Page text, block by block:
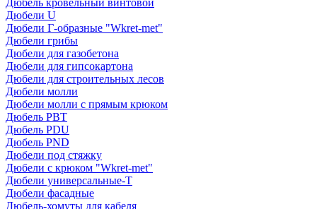
Дюбель кровельный винтовой
Дюбели U
Дюбели Г-образные "Wkret-met"
Дюбели грибы
Дюбели для газобетона
Дюбели для гипсокартона
Дюбели для строительных лесов
Дюбели молли
Дюбели молли с прямым крюком
Дюбель PBT
Дюбель PDU
Дюбель PND
Дюбели под стяжку
Дюбели с крюком "Wkret-met"
Дюбели универсальные-Т
Дюбели фасадные
Дюбель-хомуты для кабеля